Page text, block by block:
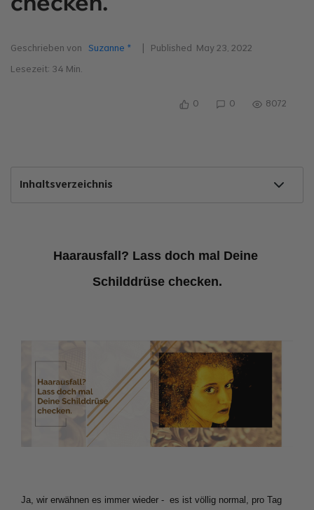
Geschrieben von Suzanne * | Published May 23, 2022
Lesezeit: 34 Min.
0 0 8072
Inhaltsverzeichnis
Haarausfall? Lass doch mal Deine
Schilddrüse checken.
Ja, wir erwähnen es immer wieder -  es ist völlig normal, pro Tag